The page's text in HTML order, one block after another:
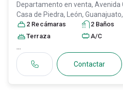
Departamento en venta, Avenida
Casa de Piedra,
León, Guanajuato
28029918
2 Recámaras 2 Baños
Terraza A/C
...
Contactar